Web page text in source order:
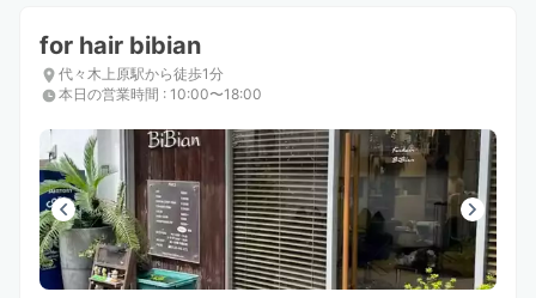
for hair bibian
代々木上原駅から徒歩1分
本日の営業時間 : 10:00〜18:00